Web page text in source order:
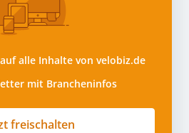
alle Inhalte von velobiz.de
mit Brancheninfos
freischalten